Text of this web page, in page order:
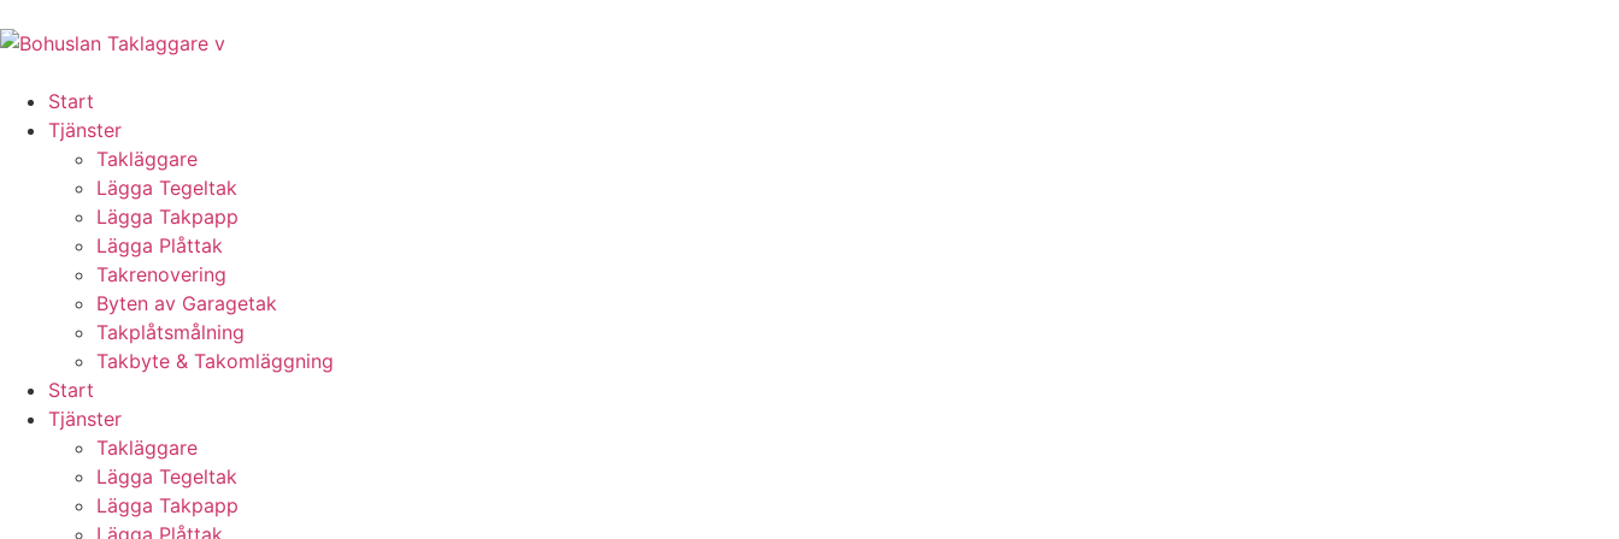
Start
Tjänster
Takläggare
Lägga Tegeltak
Lägga Takpapp
Lägga Plåttak
Takrenovering
Byten av Garagetak
Takplåtsmålning
Takbyte & Takomläggning
Start
Tjänster
Takläggare
Lägga Tegeltak
Lägga Takpapp
Lägga Plåttak